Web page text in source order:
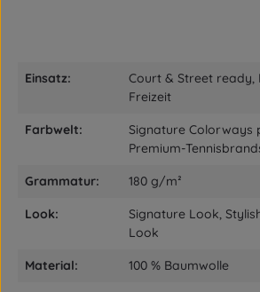
Einsatz:
Court & Street ready,
Freizeit
Farbwelt:
Signature Colorways
Premium-
Grammatur: 180 g/m²
Look:
Signature Look,
Look
Material: 100 % Baumwolle